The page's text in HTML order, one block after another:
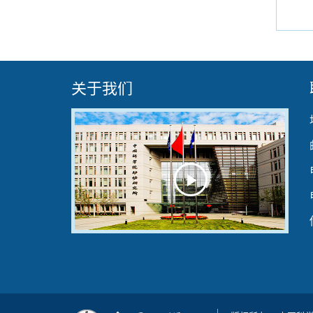
关于我们
Play
Video